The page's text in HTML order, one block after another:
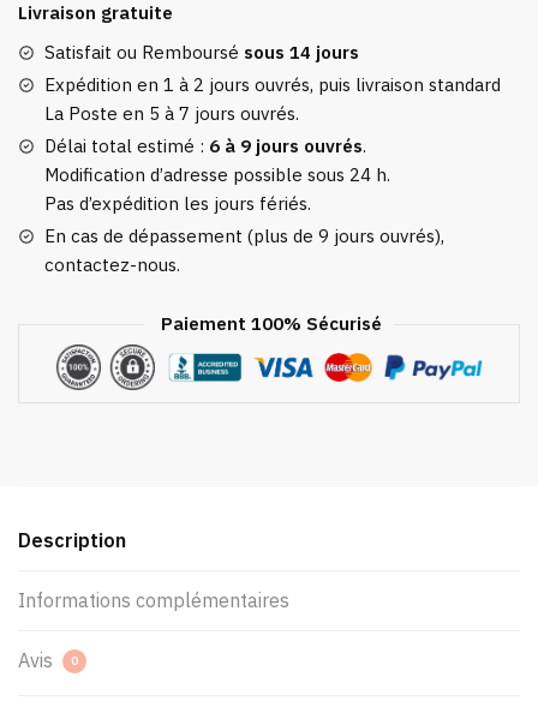
Bébé
Livraison gratuite
Satisfait ou Remboursé sous 14 jours
Expédition en 1 à 2 jours ouvrés, puis livraison standard
La Poste en 5 à 7 jours ouvrés.
Délai total estimé : 6 à 9 jours ouvrés.
Modification d’adresse possible sous 24 h.
Pas d’expédition les jours fériés.
En cas de dépassement (plus de 9 jours ouvrés),
contactez-nous.
Paiement 100% Sécurisé
Description
Informations complémentaires
Avis 0